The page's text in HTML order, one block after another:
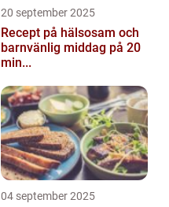
20 september 2025
Recept på hälsosam och
barnvänlig middag på 20
min...
04 september 2025